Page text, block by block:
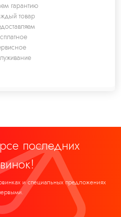
гарантию
товар
последних
и специальных предложениях